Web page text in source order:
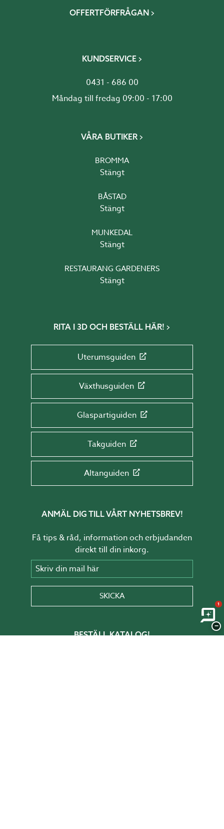
OFFERTFÖRFRÅGAN
KUNDSERVICE
0431 - 686 00
Måndag till fredag 09:00 - 17:00
VÅRA BUTIKER
BROMMA
Stängt
BÅSTAD
Stängt
MUNKEDAL
Stängt
RESTAURANG GARDENERS
Stängt
RITA I 3D OCH BESTÄLL HÄR!
Uterumsguiden
Växthusguiden
Glaspartiguiden
Takguiden
Altanguiden
ANMÄL DIG TILL VÅRT NYHETSBREV!
Få tips & råd, information och erbjudanden
direkt till din inkorg.
Skriv din mail här
SKICKA
BESTÄLL KATALOG!
1
−